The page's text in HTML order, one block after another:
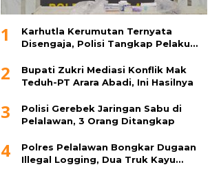
1
Karhutla Kerumutan Ternyata
Disengaja, Polisi Tangkap Pelaku
2
Bupati Zukri Mediasi Konflik Mak
Teduh-PT Arara Abadi, Ini Hasilnya
3
Polisi Gerebek Jaringan Sabu di
Pelalawan, 3 Orang Ditangkap
4
Polres Pelalawan Bongkar Dugaan
Illegal Logging, Dua Truk Kayu